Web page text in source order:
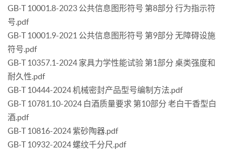
GB-T 10001.8-2023 公共信息图形符号 第8部分 行为指示符
号.pdf
GB-T 10001.9-2021 公共信息图形符号 第9部分 无障碍设施
符号.pdf
GB-T 10357.1-2024 家具力学性能试验 第1部分 桌类强度和
耐久性.pdf
GB-T 10444-2024 机械密封产品型号编制方法.pdf
GB-T 10781.10-2024 白酒质量要求 第10部分 老白干香型白
酒.pdf
GB-T 10816-2024 紫砂陶器.pdf
GB-T 10932-2024 螺纹千分尺.pdf